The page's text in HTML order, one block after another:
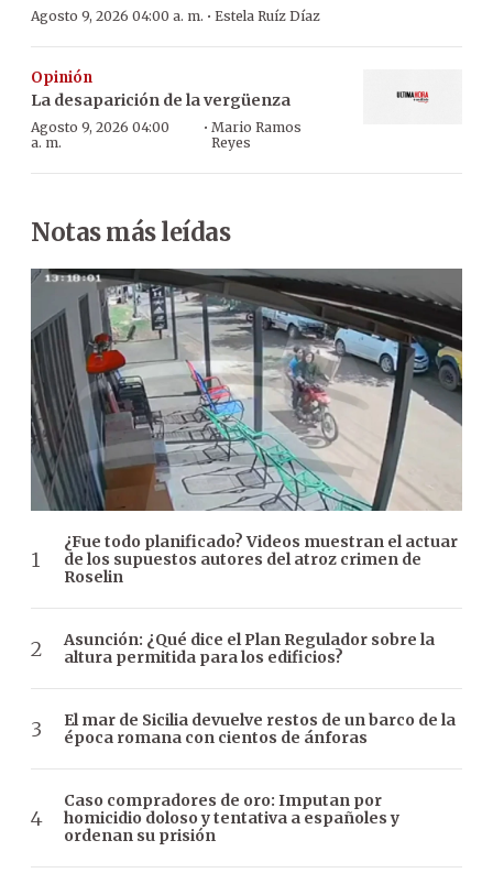
Agosto 9, 2026 04:00 a. m. · Estela Ruíz Díaz
Opinión
La desaparición de la vergüenza
Agosto 9, 2026 04:00
a. m.
· Mario Ramos
Reyes
Notas más leídas
¿Fue todo planificado? Videos muestran el actuar
de los supuestos autores del atroz crimen de
Roselin
Asunción: ¿Qué dice el Plan Regulador sobre la
altura permitida para los edificios?
El mar de Sicilia devuelve restos de un barco de la
época romana con cientos de ánforas
Caso compradores de oro: Imputan por
homicidio doloso y tentativa a españoles y
ordenan su prisión